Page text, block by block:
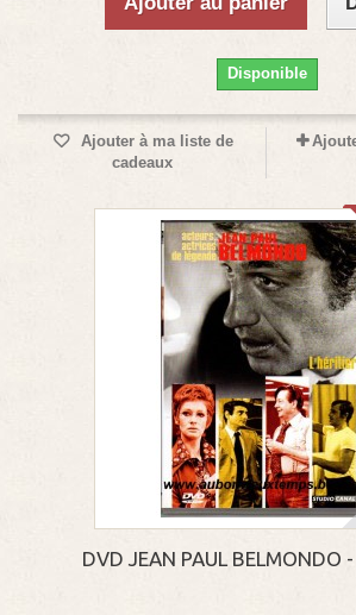
Disponible
Ajouter à ma liste de
cadeaux
DVD JEAN PAUL BELMONDO -